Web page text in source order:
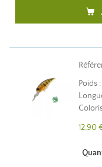
Poids :
12,90